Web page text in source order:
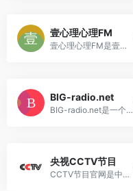
壹心理心理FM
壹心理心理FM是壹心理官方开...
BIG-radio.net
BIG-radio.net是一个免费的在...
央视CCTV节目
CCTV节目官网是中央电视台的官方在线平台，专为网民提供央视内容服务。